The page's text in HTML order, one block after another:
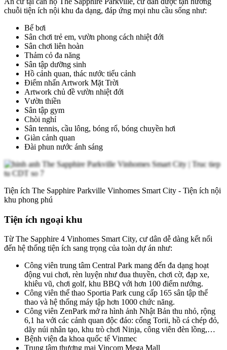
chuỗi tiện ích nội khu đa dạng, đáp ứng mọi nhu cầu sống như:
Bể bơi
Sân chơi trẻ em, vườn phong cách nhiệt đới
Sân chơi liên hoàn
Thảm cỏ đa năng
Sân tập dưỡng sinh
Hồ cảnh quan, thác nước tiểu cảnh
Điểm nhấn Artwork Mặt Trời
Artwork chủ đề vườn nhiệt đới
Vườn thiền
Sân tập gym
Chòi nghỉ
Sân tennis, cầu lông, bóng rổ, bóng chuyền hơi
Giàn cảnh quan
Đài phun nước ánh sáng
Tiện ích The Sapphire Parkville Vinhomes Smart City - Tiện ích nội
khu phong phú
Tiện ích ngoại khu
Từ The Sapphire 4 Vinhomes Smart City, cư dân dễ dàng kết nối
đến hệ thống tiện ích sang trọng của toàn dự án như:
Công viên trung tâm Central Park mang đến đa dạng hoạt
động vui chơi, rèn luyện như đua thuyền, chơi cờ, đạp xe,
khiêu vũ, chơi golf, khu BBQ với hơn 100 điểm nướng.
Công viên thể thao Sportia Park cung cấp 165 sân tập thể
thao và hệ thống máy tập hơn 1000 chức năng.
Công viên ZenPark mở ra hình ảnh Nhật Bản thu nhỏ, rộng
6,1 ha với các cảnh quan độc đáo: cổng Torii, hồ cá chép đỏ,
dãy núi nhân tạo, khu trò chơi Ninja, công viên đèn lồng,…
Bệnh viện đa khoa quốc tế Vinmec
Trung tâm thương mại Vincom Mega Mall